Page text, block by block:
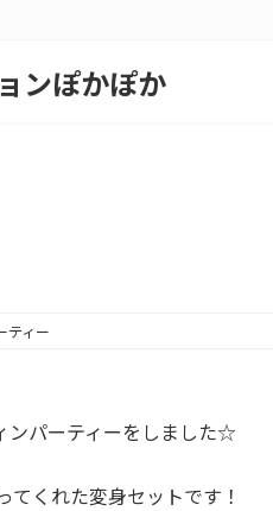
ンぽかぽか
ティー
ンパーティーをしました☆
くれた変身セットです！